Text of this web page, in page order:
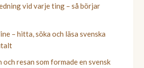
vid varje ting – så börjar
– hitta, söka och läsa svenska
och resan som formade en svensk